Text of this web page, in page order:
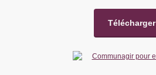
Télécharger